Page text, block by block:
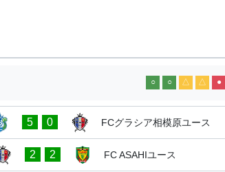
○ ○ △ △ ●
5 0 FCグラシア相模原ユース
2 2 FC ASAHIユース